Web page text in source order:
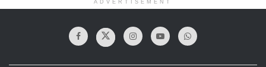
ADVERTISEMENT